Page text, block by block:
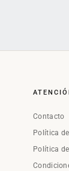
Contacto
Política
Política